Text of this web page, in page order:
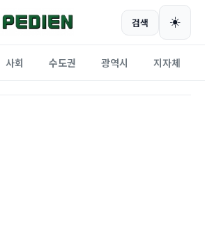
검색 ☀️
사회 수도권 광역시 지자체